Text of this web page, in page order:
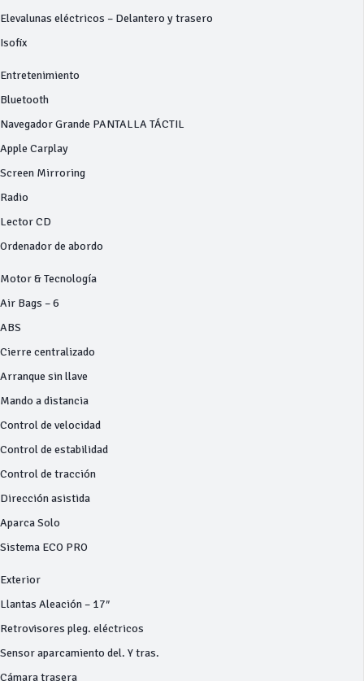
Elevalunas eléctricos – Delantero y trasero
Isofix
Entretenimiento
Bluetooth
Navegador Grande PANTALLA TÁCTIL
Apple Carplay
Screen Mirroring
Radio
Lector CD
Ordenador de abordo
Motor & Tecnología
Air Bags – 6
ABS
Cierre centralizado
Arranque sin llave
Mando a distancia
Control de velocidad
Control de estabilidad
Control de tracción
Dirección asistida
Aparca Solo
Sistema ECO PRO
Exterior
Llantas Aleación – 17″
Retrovisores pleg. eléctricos
Sensor aparcamiento del. Y tras.
Cámara trasera